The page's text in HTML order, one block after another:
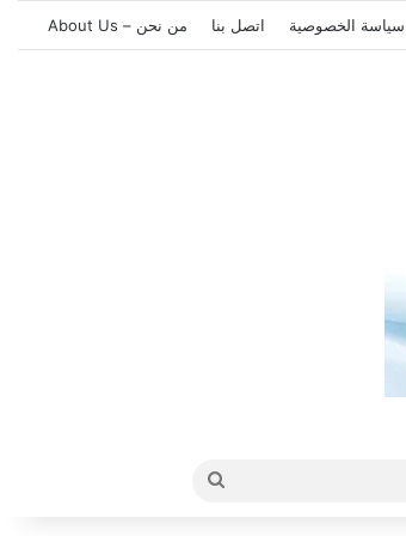
سياسة الخصوصية اتصل بنا من نحن – About Us
بحث